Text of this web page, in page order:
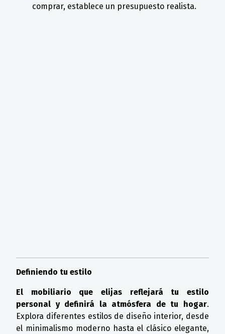
comprar, establece un presupuesto realista.
Definiendo tu estilo
El mobiliario que elijas reflejará tu estilo
personal y definirá la atmósfera de tu hogar.
Explora diferentes estilos de diseño interior, desde
el minimalismo moderno hasta el clásico elegante,